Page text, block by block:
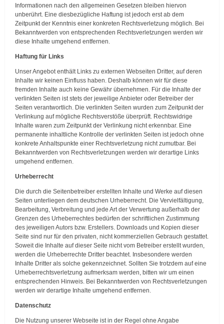
Informationen nach den allgemeinen Gesetzen bleiben hiervon
unberührt. Eine diesbezügliche Haftung ist jedoch erst ab dem
Zeitpunkt der Kenntnis einer konkreten Rechtsverletzung möglich. Bei
Bekanntwerden von entsprechenden Rechtsverletzungen werden wir
diese Inhalte umgehend entfernen.
Haftung für Links
Unser Angebot enthält Links zu externen Webseiten Dritter, auf deren
Inhalte wir keinen Einfluss haben. Deshalb können wir für diese
fremden Inhalte auch keine Gewähr übernehmen. Für die Inhalte der
verlinkten Seiten ist stets der jeweilige Anbieter oder Betreiber der
Seiten verantwortlich. Die verlinkten Seiten wurden zum Zeitpunkt der
Verlinkung auf mögliche Rechtsverstöße überprüft. Rechtswidrige
Inhalte waren zum Zeitpunkt der Verlinkung nicht erkennbar. Eine
permanente inhaltliche Kontrolle der verlinkten Seiten ist jedoch ohne
konkrete Anhaltspunkte einer Rechtsverletzung nicht zumutbar. Bei
Bekanntwerden von Rechtsverletzungen werden wir derartige Links
umgehend entfernen.
Urheberrecht
Die durch die Seitenbetreiber erstellten Inhalte und Werke auf diesen
Seiten unterliegen dem deutschen Urheberrecht. Die Vervielfältigung,
Bearbeitung, Verbreitung und jede Art der Verwertung außerhalb der
Grenzen des Urheberrechtes bedürfen der schriftlichen Zustimmung
des jeweiligen Autors bzw. Erstellers. Downloads und Kopien dieser
Seite sind nur für den privaten, nicht kommerziellen Gebrauch gestattet.
Soweit die Inhalte auf dieser Seite nicht vom Betreiber erstellt wurden,
werden die Urheberrechte Dritter beachtet. Insbesondere werden
Inhalte Dritter als solche gekennzeichnet. Sollten Sie trotzdem auf eine
Urheberrechtsverletzung aufmerksam werden, bitten wir um einen
entsprechenden Hinweis. Bei Bekanntwerden von Rechtsverletzungen
werden wir derartige Inhalte umgehend entfernen.
Datenschutz
Die Nutzung unserer Webseite ist in der Regel ohne Angabe